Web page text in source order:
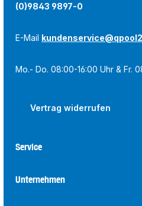
(0)9843 9897-0
E-Mail
Mo.- Do. 08:00-16:00 Uhr & Fr.
Vertrag widerrufen
Service
Unternehmen